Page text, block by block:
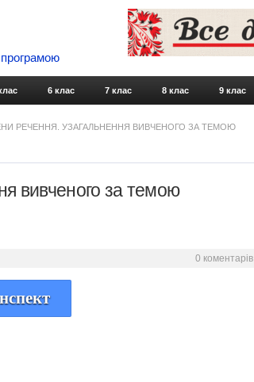
програмою
Skip to content
6 клас 7 клас 8 клас 9 клас
РЕЧЕННЯ. УЗАГАЛЬНЕННЯ ВИВЧЕНОГО ЗА ТЕМОЮ
вивченого за темою
0 коментарів